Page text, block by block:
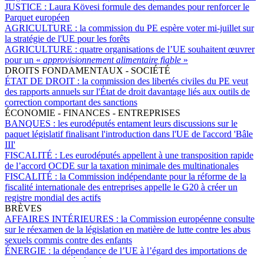
JUSTICE : Laura Kövesi formule des demandes pour renforcer le
Parquet européen
AGRICULTURE : la commission du PE espère voter mi-juillet sur
la stratégie de l'UE pour les forêts
AGRICULTURE : quatre organisations de l’UE souhaitent œuvrer
pour un « approvisionnement alimentaire fiable »
DROITS FONDAMENTAUX - SOCIÉTÉ
ÉTAT DE DROIT : la commission des libertés civiles du PE veut
des rapports annuels sur l'État de droit davantage liés aux outils de
correction comportant des sanctions
ÉCONOMIE - FINANCES - ENTREPRISES
BANQUES : les eurodéputés entament leurs discussions sur le
paquet législatif finalisant l'introduction dans l'UE de l'accord 'Bâle
III'
FISCALITÉ : Les eurodéputés appellent à une transposition rapide
de l’accord OCDE sur la taxation minimale des multinationales
FISCALITÉ : la Commission indépendante pour la réforme de la
fiscalité internationale des entreprises appelle le G20 à créer un
registre mondial des actifs
BRÈVES
AFFAIRES INTÉRIEURES : la Commission européenne consulte
sur le réexamen de la législation en matière de lutte contre les abus
sexuels commis contre des enfants
ÉNERGIE : la dépendance de l’UE à l’égard des importations de